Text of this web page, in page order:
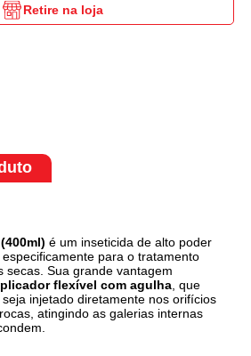
Retire na loja
é um inseticida de alto poder
para o tratamento
secas. Sua grande vantagem
flexível com agulha , que
injetado diretamente nos orifícios
atingindo as galerias internas